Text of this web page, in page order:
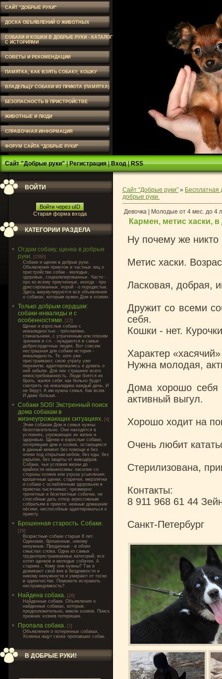
САЙТ "ДОБРЫЕ РУКИ"
ДОСКА ОБЪЯВЛЕНИЙ О ЖИВОТНЫХ
СОБАКИ И КОШКИ В ДОБРЫЕ РУКИ - КАТАЛОГ
С ИСТОРИЯМИ
СОВЕТЫ И РЕКОМЕНДАЦИИ
ПАМЯТКА, КАК ВЗЯТЬ СОБАКУ, КОШКУ
ВЛАДЕЛЬЦУ СОБАКИ ИЗ ПРИЮТА (ПАМЯТКА)
БЕЗОПАСНОСТЬ В ПРИСТРОЙСТВЕ
ЖИВОТНЫЕ И ЛЮДИ
СПРАВОЧНАЯ ИНФОРМАЦИЯ
ФОРУМ САЙТА "ДОБРЫЕ РУКИ"
Сайт "Добрые руки"|Регистрация|Вход|RSS
ВОЙТИ
Войти через uID
Старая форма входа
КАТЕГОРИИ РАЗДЕЛА
Отдам собаку, щенка в добрые
руки. [1590]
Cобаки и щенки в добрые руки.
Объявления приютов и частных лиц о
пристройстве собак - молодых,
здоровых, социализированных. Часто -
про ко всему приученных, иногда - про
дрессированных, порой - о породистых.
Здесь аккумулируются все объявления
о собаках, которым нужен Дом и хозяин.
Только добрым сердцам:
собаки-инвалиды и с
особенностями. [22]
Щенки и взрослые собаки с
инвалидностью - трёхлапики,
спинальники, с утраченным или плохим
зрением и т.п. - нуждаются в самых
добросердечных людях. Вот совсем
нестрашная для собаки история -
инвалидность. Те, кого уже
пристраивают, свою утрату уже
пережили, адаптировались и думать о
ней забыли. Для них страшнее всего
невостребованность. Люди боятся их
брать, жалея себя: как больно будет
смотреть на инвалидика каждый день. И
не берут. А им нужна семья. Как всем.
И даже больше.
Собаки SOS! Экстренный поиск
дома собакам в
жизнеугрожающих ситуациях. [4]
Этим собакам Дом и семья нужны
безотлагательно. Они находятся в
условиях, угрожающих их жизни и
здоровью. Щенки и взрослые собаки,
потерявшие дом и хозяев, остающиеся
в данный момент без помощи и без
опеки под открытым небом, без еды, без
укрытия, без защиты от живодёров.
Собаки, чьи условия жизни до
крайности невыносимы: насилие со
стороны хозяев или угроза усыпления;
крошечные щенки, старички, мерзлячки
и собаки с ослабленным здоровьем в
приютах-тысячниках; чрезмерно
трепетные и безответные собачки, не
способные дать отпор агрессивным
собратьям в приюте; нежные домашние
пёсики, неспособные адаптироваться к
приюту.
Брошенная старость. Собаки.
[29]
Возрастные собаки старше 8 лет.
Одинокие, брошенные, никому
ненужные. Преданные - в обоих
смыслах слова. Одна из самых
труднопристраиваемых категорий, все
хотят щенков и молодых собачек. А
старики... Кому они нужны? Так и
доживают свой век в бездомности и
никому ненужности и умирают от тоски
в одиночестве. Поможете исправить
несправедливость?
Найдена собака. [28]
Найденные собаки. Объявления о
найденных собаках, которые,
предположительно, имели хозяев. Поиск
прежних хозяев потеряшек.
Пропала собака. [7]
Объявления о потерянных собаках.
Хозяева ищут своих пропавших собак.
В ДОБРЫЕ РУКИ!
Сайт "Добрые руки" » Бесплатная
добрые руки.
Девочка | Молодые от 4 мес. до 4
Кармен, метис хаски,
Ну почему же
Метис хаски.
Ласковая, добрая,
Дружит со всеми
себя.
Кошки - нет.
Характер
Нужна молодая,
Дома хорошо себя
активный выгул.
Хорошо ходит на
Очень любит
Стерилизована,
Контакты:
8 911 968 61 44
Санкт-Петербург